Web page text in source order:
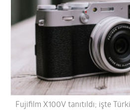
Fujifilm X100V tanıtıldı; işte